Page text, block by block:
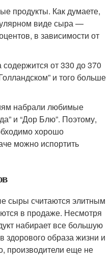
продукты. Как думаете,
виде сыра —
в зависимости от
содержится от 330 до 370
и того больше
набрали любимые
и “Дор Блю”. Поэтому,
хорошо
можно испортить
сыры считаются элитным
в продаже. Несмотря
набирает все большую
здорового образа жизни и
производители еще не